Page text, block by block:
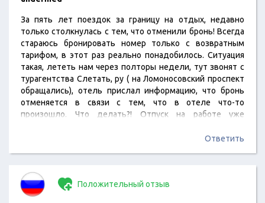
За пять лет поездок за границу на отдых, недавно
только столкнулась с тем, что отменили бронь! Всегда
стараюсь бронировать номер только с возвратным
тарифом, в этот раз реально понадобилось. Ситуация
такая, лететь нам через полторы недели, тут звонят с
турагентства Слетать, ру ( на Ломоносовский проспект
обращались), отель прислал информацию, что бронь
отменяется в связи с тем, что в отеле что-то
произошло. Что делать?! Отпуск на работе уже
новый тур нет, а по возврату я не понимала как долго
Ответить
Положительный отзыв